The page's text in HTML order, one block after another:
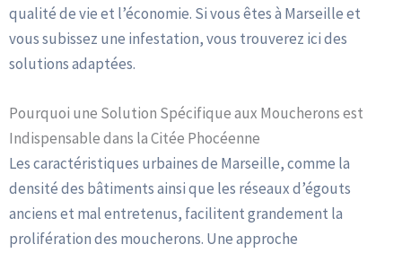
qualité de vie et l’économie. Si vous êtes à Marseille et
vous subissez une infestation, vous trouverez ici des
solutions adaptées.
Pourquoi une Solution Spécifique aux Moucherons est
Indispensable dans la Citée Phocéenne
Les caractéristiques urbaines de Marseille, comme la
densité des bâtiments ainsi que les réseaux d’égouts
anciens et mal entretenus, facilitent grandement la
prolifération des moucherons. Une approche